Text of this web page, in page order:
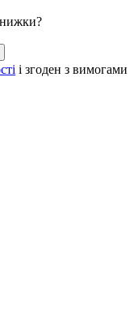
і згоден з вимогами